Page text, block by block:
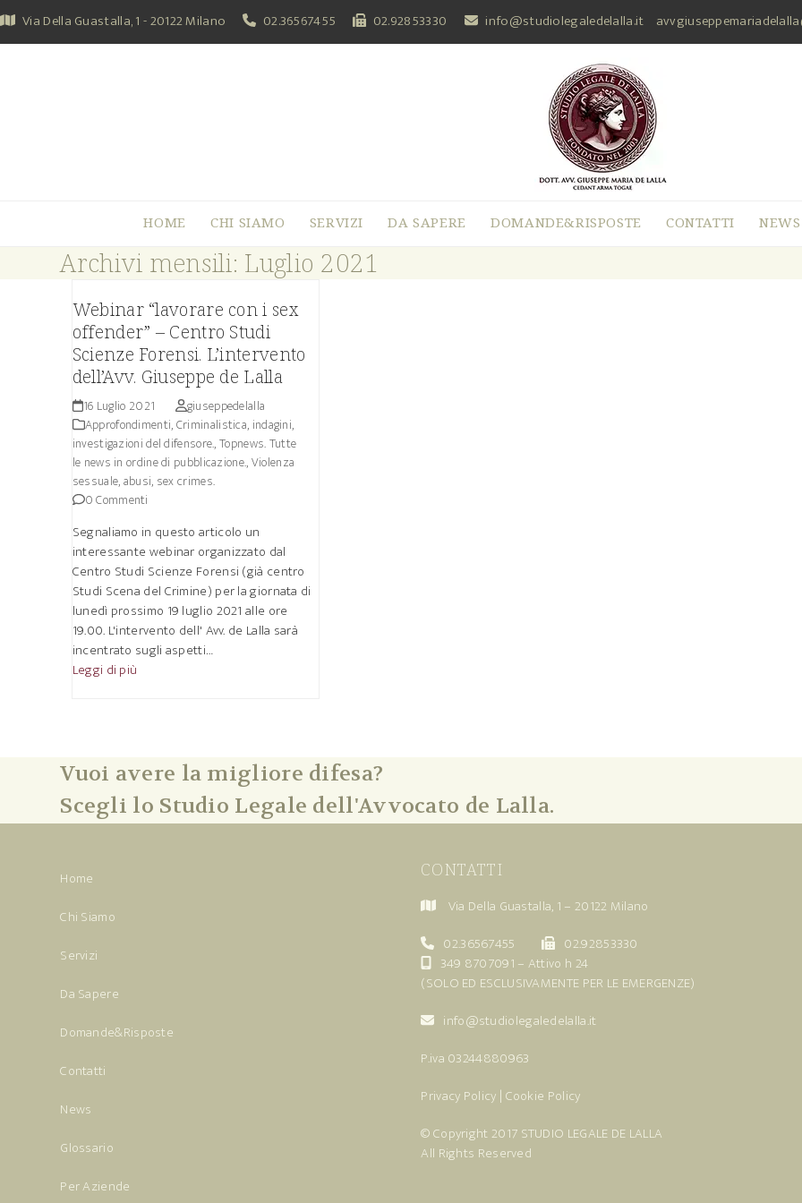
Skip
to
content
Via Della Guastalla, 1 - 20122 Milano 02.36567455 02.92853330 info@studiolegaledelalla.it
HOME CHI SIAMO SERVIZI DA SAPERE DOMANDE&RISPOSTE CONTATTI NEWS
Archivi mensili: Luglio 2021
Webinar “lavorare con i sex
offender” – Centro Studi
Scienze Forensi. L’intervento
dell’Avv. Giuseppe de Lalla
16 Luglio 2021
giuseppedelalla
Approfondimenti,Criminalistica, indagini,
investigazioni del difensore.,Topnews. Tutte
le news in ordine di pubblicazione.,Violenza
sessuale, abusi, sex crimes.
0 Commenti
Segnaliamo in questo articolo un
interessante webinar organizzato dal
Centro Studi Scienze Forensi (già centro
Studi Scena del Crimine) per la giornata di
lunedì prossimo 19 luglio 2021 alle ore
19.00. L'intervento dell' Avv. de Lalla sarà
incentrato sugli aspetti…
Leggi di più
Vuoi avere la migliore difesa?
Scegli lo Studio Legale dell'Avvocato de Lalla.
Home
Chi Siamo
Servizi
Da Sapere
Domande&Risposte
Contatti
News
Glossario
Per Aziende
CONTATTI
Via Della Guastalla, 1 – 20122 Milano
02.36567455
02.92853330
349 8707091 – Attivo h 24
(SOLO ED ESCLUSIVAMENTE PER LE EMERGENZE)
info@studiolegaledelalla.it
P.iva 03244880963
Privacy Policy | Cookie Policy
© Copyright 2017 STUDIO LEGALE DE LALLA
All Rights Reserved